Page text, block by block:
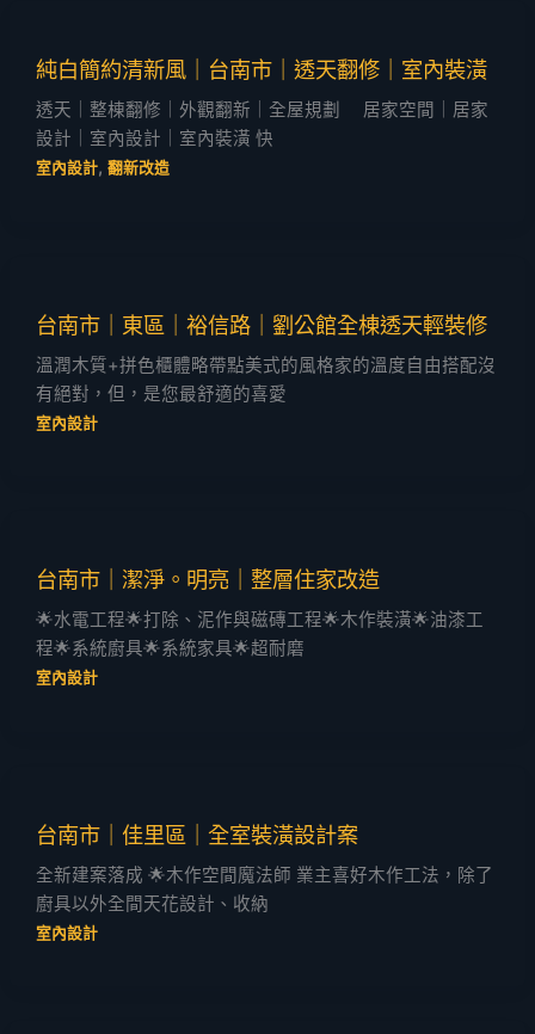
純白簡約清新風｜台南市｜透天翻修｜室內裝潢
透天｜整棟翻修｜外觀翻新｜全屋規劃 居家空間｜居家
設計｜室內設計｜室內裝潢 快
室內設計, 翻新改造
台南市｜東區｜裕信路｜劉公館全棟透天輕裝修
溫潤木質+拼色櫃體略帶點美式的風格家的溫度自由搭配沒
有絕對，但，是您最舒適的喜愛
室內設計
台南市｜潔淨。明亮｜整層住家改造
🌟水電工程🌟打除、泥作與磁磚工程🌟木作裝潢🌟油漆工
程🌟系統廚具🌟系統家具🌟超耐磨
室內設計
台南市｜佳里區｜全室裝潢設計案
全新建案落成 🌟木作空間魔法師 業主喜好木作工法，除了
廚具以外全間天花設計、收納
室內設計